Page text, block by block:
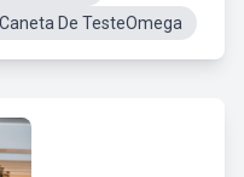
Caneta De TesteOmega